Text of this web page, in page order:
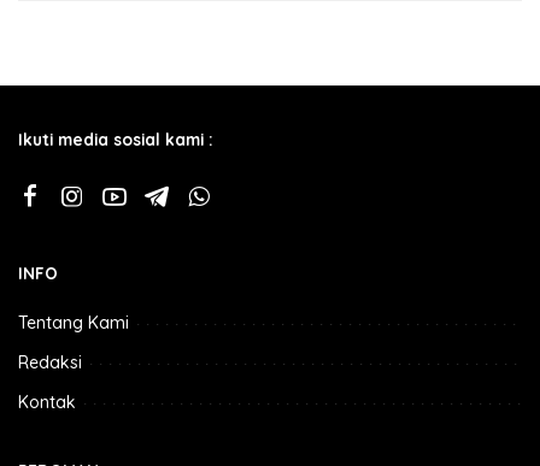
Ikuti media sosial kami :
INFO
Tentang Kami
Redaksi
Kontak